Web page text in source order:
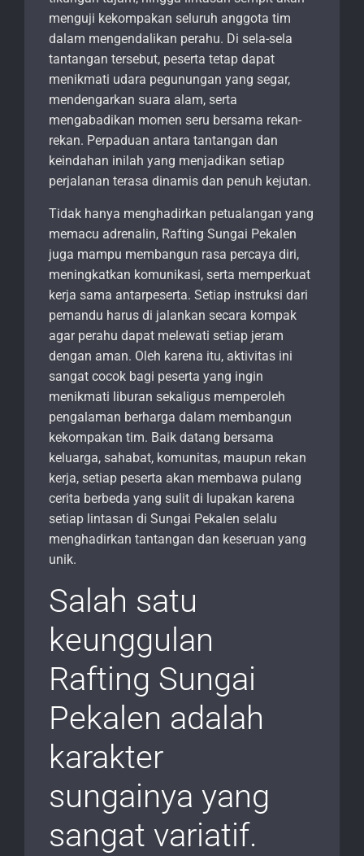
menguji kekompakan seluruh anggota tim
dalam mengendalikan perahu. Di sela-sela
tantangan tersebut, peserta tetap dapat
menikmati udara pegunungan yang segar,
mendengarkan suara alam, serta
mengabadikan momen seru bersama rekan-
rekan. Perpaduan antara tantangan dan
keindahan inilah yang menjadikan setiap
perjalanan terasa dinamis dan penuh kejutan.
Tidak hanya menghadirkan petualangan yang
memacu adrenalin, Rafting Sungai Pekalen
juga mampu membangun rasa percaya diri,
meningkatkan komunikasi, serta memperkuat
kerja sama antarpeserta. Setiap instruksi dari
pemandu harus di jalankan secara kompak
agar perahu dapat melewati setiap jeram
dengan aman. Oleh karena itu, aktivitas ini
sangat cocok bagi peserta yang ingin
menikmati liburan sekaligus memperoleh
pengalaman berharga dalam membangun
kekompakan tim. Baik datang bersama
keluarga, sahabat, komunitas, maupun rekan
kerja, setiap peserta akan membawa pulang
cerita berbeda yang sulit di lupakan karena
setiap lintasan di Sungai Pekalen selalu
menghadirkan tantangan dan keseruan yang
unik.
Salah satu
keunggulan
Rafting Sungai
Pekalen adalah
karakter
sungainya yang
sangat variatif.